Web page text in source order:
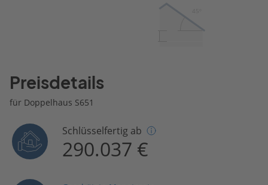
Preisdetails
für Doppelhaus S651
Schlüsselfertig ab
290.037 €